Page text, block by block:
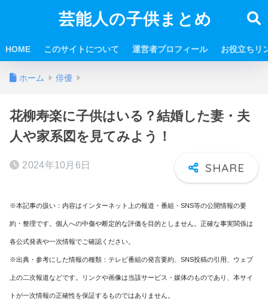
芸能人の子供まとめ
HOME このサイトについて 運営者プロフィール お役立ちリ
ホーム 俳優
花柳寿楽に子供はいる？結婚した妻・夫
人や家系図を見てみよう！
2024年10月6日
※本記事の扱い：内容はインターネット上の報道・番組・SNS等の公開情報の要
約・整理です。個人への中傷や断定的な評価を目的としません。正確な事実関係は
各公式発表や一次情報でご確認ください。
※出典・参考にした情報の種類：テレビ番組の発言要約、SNS投稿の引用、ウェブ
上の二次報道などです。リンクや画像は当該サービス・媒体のものであり、本サイ
トが一次情報の正確性を保証するものではありません。